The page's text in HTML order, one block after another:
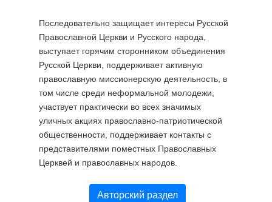
Последовательно защищает интересы Русской
Православной Церкви и Русского народа,
выступает горячим сторонником объединения
Русской Церкви, поддерживает активную
православную миссионерскую деятельность, в
том числе среди неформальной молодежи,
участвует практически во всех значимых
уличных акциях православно-патриотической
общественности, поддерживает контакты с
представителями поместных Православных
Церквей и православных народов.
Авторский раздел